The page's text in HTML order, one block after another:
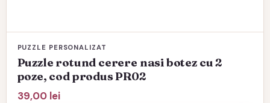
PUZZLE PERSONALIZAT
Puzzle rotund cerere nasi botez cu 2
poze, cod produs PR02
39,00 lei